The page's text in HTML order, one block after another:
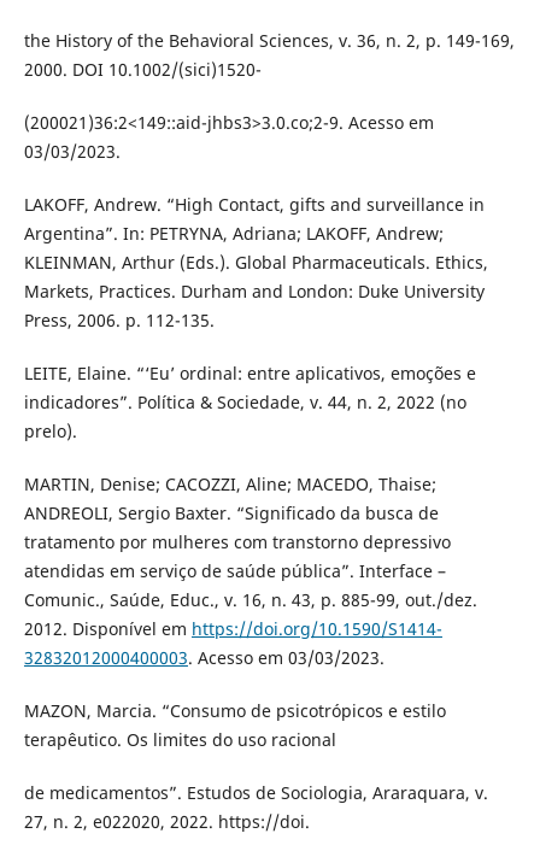
the History of the Behavioral Sciences, v. 36, n. 2, p. 149-169,
2000. DOI 10.1002/(sici)1520-
(200021)36:2<149::aid-jhbs3>3.0.co;2-9. Acesso em
03/03/2023.
LAKOFF, Andrew. “High Contact, gifts and surveillance in
Argentina”. In: PETRYNA, Adriana; LAKOFF, Andrew;
KLEINMAN, Arthur (Eds.). Global Pharmaceuticals. Ethics,
Markets, Practices. Durham and London: Duke University
Press, 2006. p. 112-135.
LEITE, Elaine. “‘Eu’ ordinal: entre aplicativos, emoções e
indicadores”. Política & Sociedade, v. 44, n. 2, 2022 (no
prelo).
MARTIN, Denise; CACOZZI, Aline; MACEDO, Thaise;
ANDREOLI, Sergio Baxter. “Significado da busca de
tratamento por mulheres com transtorno depressivo
atendidas em serviço de saúde pública”. Interface –
Comunic., Saúde, Educ., v. 16, n. 43, p. 885-99, out./dez.
2012. Disponível em https://doi.org/10.1590/S1414-
32832012000400003. Acesso em 03/03/2023.
MAZON, Marcia. “Consumo de psicotrópicos e estilo
terapêutico. Os limites do uso racional
de medicamentos”. Estudos de Sociologia, Araraquara, v.
27, n. 2, e022020, 2022. https://doi.